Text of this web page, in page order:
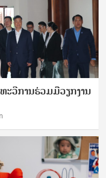
ະວີການຮ່ວມມືວຽກງານ